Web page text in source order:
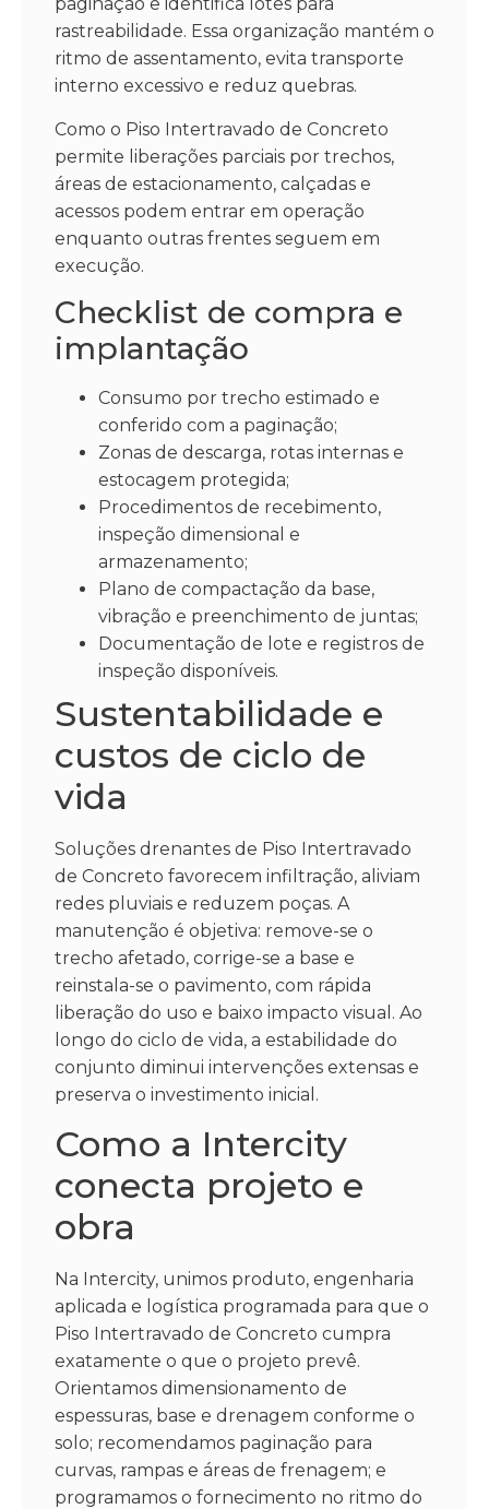
rastreabilidade. Essa organização mantém o
ritmo de assentamento, evita transporte
interno excessivo e reduz quebras.
Como o Piso Intertravado de Concreto
permite liberações parciais por trechos,
áreas de estacionamento, calçadas e
acessos podem entrar em operação
enquanto outras frentes seguem em
execução.
Checklist de compra e
implantação
Consumo por trecho estimado e
conferido com a paginação;
Zonas de descarga, rotas internas e
estocagem protegida;
Procedimentos de recebimento,
inspeção dimensional e
armazenamento;
Plano de compactação da base,
vibração e preenchimento de juntas;
Documentação de lote e registros de
inspeção disponíveis.
Sustentabilidade e
custos de ciclo de
vida
Soluções drenantes de Piso Intertravado
de Concreto favorecem infiltração, aliviam
redes pluviais e reduzem poças. A
manutenção é objetiva: remove-se o
trecho afetado, corrige-se a base e
reinstala-se o pavimento, com rápida
liberação do uso e baixo impacto visual. Ao
longo do ciclo de vida, a estabilidade do
conjunto diminui intervenções extensas e
preserva o investimento inicial.
Como a Intercity
conecta projeto e
obra
Na Intercity, unimos produto, engenharia
aplicada e logística programada para que o
Piso Intertravado de Concreto cumpra
exatamente o que o projeto prevê.
Orientamos dimensionamento de
espessuras, base e drenagem conforme o
solo; recomendamos paginação para
curvas, rampas e áreas de frenagem; e
programamos o fornecimento no ritmo do